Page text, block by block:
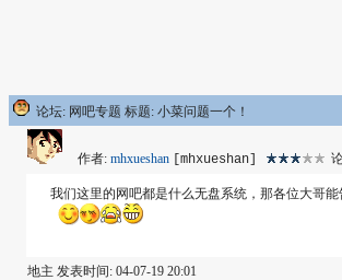
论坛: 网吧专题 标题: 小菜问题一个！
作者: mhxueshan [mhxueshan] 论
我们这里的网吧都是什么无盘系统，那各位大哥能
地主 发表时间: 04-07-19 20:01